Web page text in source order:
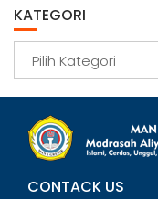
i
KATEGORI
t
CONTACK US